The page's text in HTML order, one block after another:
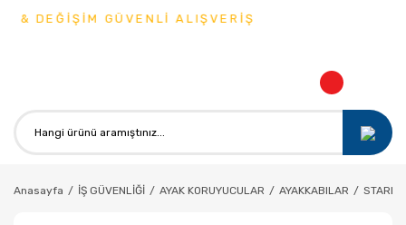
DEĞİŞİM GÜVENLİ ALIŞVERİŞ
Anasayfa İŞ GÜVENLİĞİ AYAK KORUYUCULAR AYAKKABILAR